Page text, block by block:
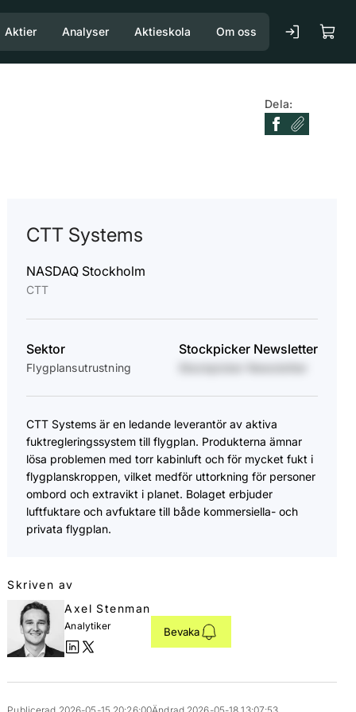
Aktier Analyser Aktieskola Om oss
Dela:
CTT Systems
NASDAQ Stockholm
CTT
Sektor
Flygplansutrustning
Stockpicker Newsletter
CTT Systems är en ledande leverantör av aktiva
fuktregleringssystem till flygplan. Produkterna ämnar
lösa problemen med torr kabinluft och för mycket fukt i
flygplanskroppen, vilket medför uttorkning för personer
ombord och extravikt i planet. Bolaget erbjuder
luftfuktare och avfuktare till både kommersiella- och
privata flygplan.
Skriven av
Axel Stenman
Analytiker Bevaka